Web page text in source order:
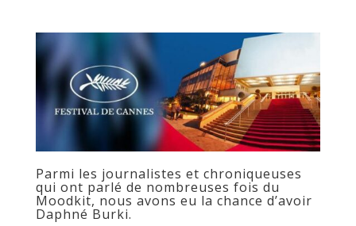
Parmi les journalistes et chroniqueuses
qui ont parlé de nombreuses fois du
Moodkit, nous avons eu la chance d’avoir
Daphné Burki.